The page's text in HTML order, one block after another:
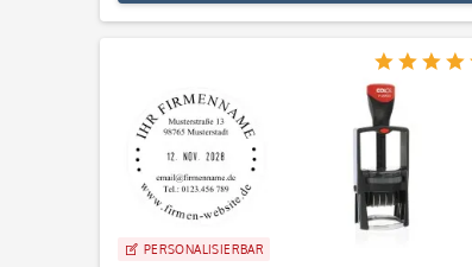
PERSONALISIERBAR